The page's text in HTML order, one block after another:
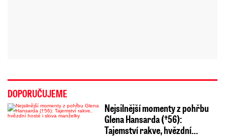
DOPORUČUJEME
Nejsilnější momenty z pohřbu
Glena Hansarda (†56):
Tajemství rakve, hvězdní…